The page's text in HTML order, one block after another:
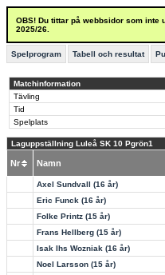
OBS! Du tittar på webbsidor som
2025/26.
Spelprogram Tabell och resultat
Matchinformation
Tävling
Tid
Spelplats
Laguppställning Luleå SK 10 Pgrön1
Nr Namn
Axel Sundvall (16 år)
Eric Funck (16 år)
Folke Printz (15 år)
Frans Hellberg (15 år)
Isak Ihs Wozniak (16 år)
Noel Larsson (15 år)